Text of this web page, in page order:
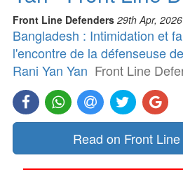
Front Line Defenders 29th Apr,
Bangladesh : Intimidation et
l'encontre de la défenseuse
Rani Yan Yan Front Line
Read on Front